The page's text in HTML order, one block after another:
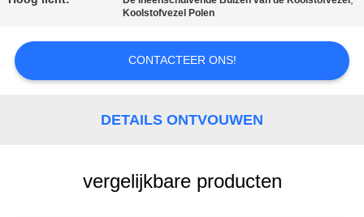
CITAAT
SITEMAP
Koolstofvezel Polen
CONTACTEER ONS!
DETAILS ONTVOUWEN
vergelijkbare producten